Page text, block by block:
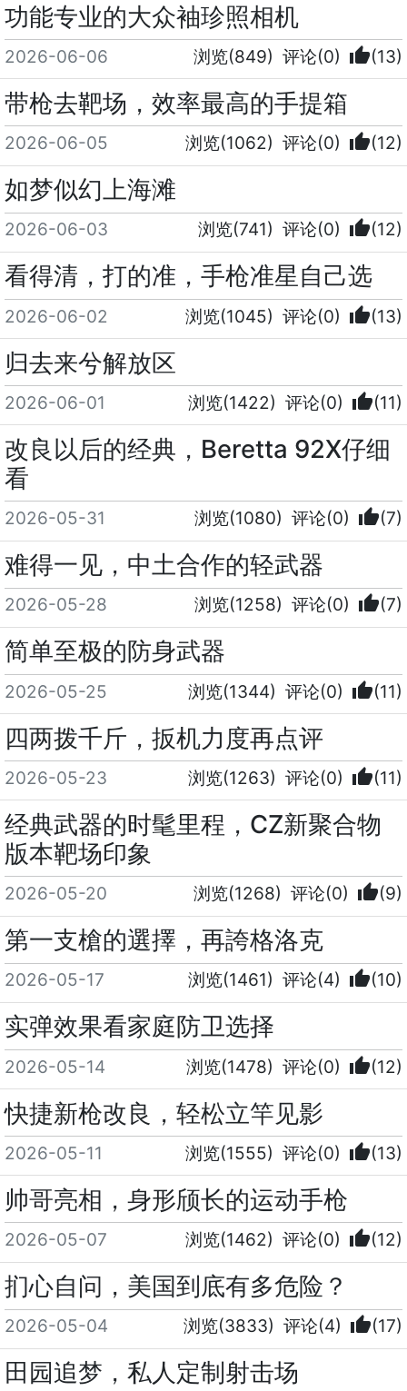
功能专业的大众袖珍照相机
2026-06-06 浏览(849) 评论(0) thumb_up(13)
带枪去靶场，效率最高的手提箱
2026-06-05 浏览(1062) 评论(0) thumb_up(12)
如梦似幻上海滩
2026-06-03 浏览(741) 评论(0) thumb_up(12)
看得清，打的准，手枪准星自己选
2026-06-02 浏览(1045) 评论(0) thumb_up(13)
归去来兮解放区
2026-06-01 浏览(1422) 评论(0) thumb_up(11)
改良以后的经典，Beretta 92X仔细
看
2026-05-31 浏览(1080) 评论(0) thumb_up(7)
难得一见，中土合作的轻武器
2026-05-28 浏览(1258) 评论(0) thumb_up(7)
简单至极的防身武器
2026-05-25 浏览(1344) 评论(0) thumb_up(11)
四两拨千斤，扳机力度再点评
2026-05-23 浏览(1263) 评论(0) thumb_up(11)
经典武器的时髦里程，CZ新聚合物
版本靶场印象
2026-05-20 浏览(1268) 评论(0) thumb_up(9)
第一支槍的選擇，再誇格洛克
2026-05-17 浏览(1461) 评论(4) thumb_up(10)
实弹效果看家庭防卫选择
2026-05-14 浏览(1478) 评论(0) thumb_up(12)
快捷新枪改良，轻松立竿见影
2026-05-11 浏览(1555) 评论(0) thumb_up(13)
帅哥亮相，身形颀长的运动手枪
2026-05-07 浏览(1462) 评论(0) thumb_up(12)
扪心自问，美国到底有多危险？
2026-05-04 浏览(3833) 评论(4) thumb_up(17)
田园追梦，私人定制射击场